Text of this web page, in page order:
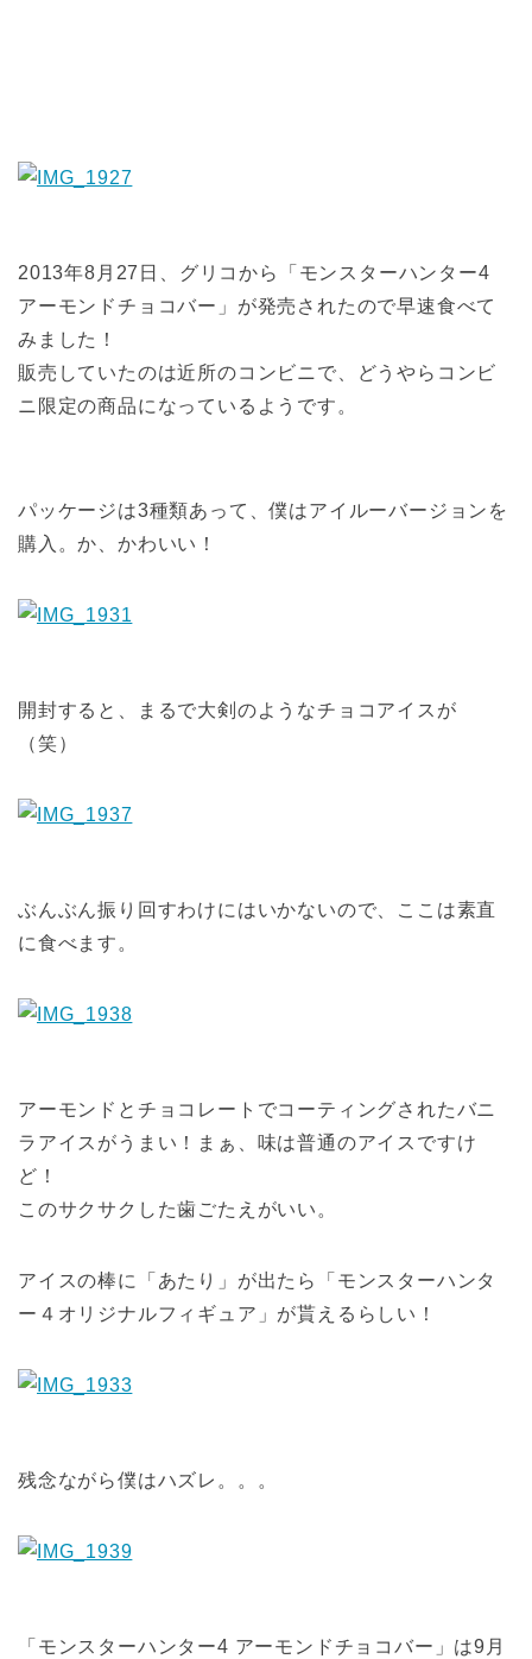
2013年8月27日、グリコから「モンスターハンター4
アーモンドチョコバー」が発売されたので早速食べて
みました！
販売していたのは近所のコンビニで、どうやらコンビ
ニ限定の商品になっているようです。
パッケージは3種類あって、僕はアイルーバージョンを
購入。か、かわいい！
開封すると、まるで大剣のようなチョコアイスが
（笑）
ぶんぶん振り回すわけにはいかないので、ここは素直
に食べます。
アーモンドとチョコレートでコーティングされたバニ
ラアイスがうまい！まぁ、味は普通のアイスですけ
ど！
このサクサクした歯ごたえがいい。
アイスの棒に「あたり」が出たら「モンスターハンタ
ー４オリジナルフィギュア」が貰えるらしい！
残念ながら僕はハズレ。。。
「モンスターハンター4 アーモンドチョコバー」は9月